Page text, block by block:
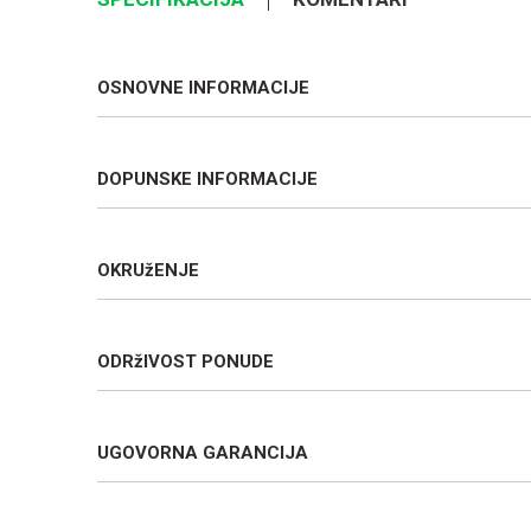
OSNOVNE INFORMACIJE
DOPUNSKE INFORMACIJE
OKRUžENJE
ODRžIVOST PONUDE
UGOVORNA GARANCIJA